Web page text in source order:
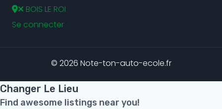
BOIS LE ROI
Se connecter
© 2026 Note-ton-auto-ecole.fr
Changer Le Lieu
Find awesome listings near you!